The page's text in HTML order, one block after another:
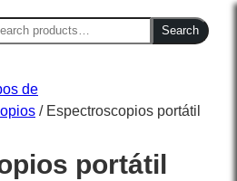
Search
de
/ Espectroscopios portátil
portátil